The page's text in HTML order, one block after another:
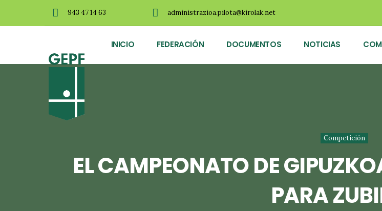
943 47 14 63 administrazioa.pilota@kirolak.net
INICIO FEDERACIÓN DOCUMENTOS NOTICIAS
Competición
EL CAMPEONATO DE
PARA